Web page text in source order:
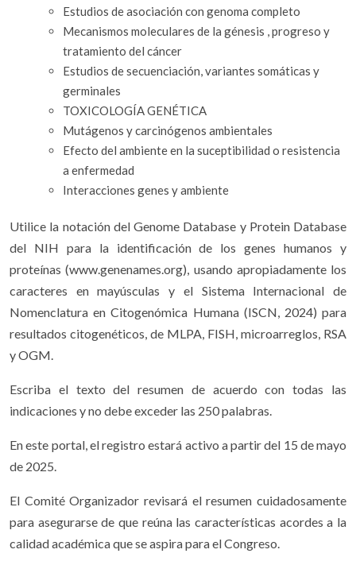
Estudios de asociación con genoma completo
Mecanismos moleculares de la génesis , progreso y
tratamiento del cáncer
Estudios de secuenciación, variantes somáticas y
germinales
TOXICOLOGÍA GENÉTICA
Mutágenos y carcinógenos ambientales
Efecto del ambiente en la suceptibilidad o resistencia
a enfermedad
Interacciones genes y ambiente
Utilice la notación del Genome Database y Protein Database
del NIH para la identificación de los genes humanos y
proteínas (www.genenames.org), usando apropiadamente los
caracteres en mayúsculas y el Sistema Internacional de
Nomenclatura en Citogenómica Humana (ISCN, 2024) para
resultados citogenéticos, de MLPA, FISH, microarreglos, RSA
y OGM.
Escriba el texto del resumen de acuerdo con todas las
indicaciones y no debe exceder las 250 palabras.
En este portal, el registro estará activo a partir del 15 de mayo
de 2025.
El Comité Organizador revisará el resumen cuidadosamente
para asegurarse de que reúna las características acordes a la
calidad académica que se aspira para el Congreso.